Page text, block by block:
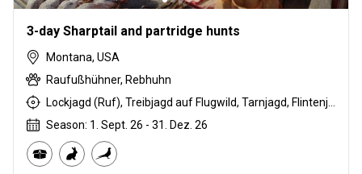
3-day Sharptail and partridge hunts
Montana, USA
Raufußhühner, Rebhuhn
Lockjagd (Ruf), Treibjagd auf Flugwild, Tarnjagd, Flintenjagd, Jagd mit Hunden
Season: 1. Sept. 26 - 31. Dez. 26